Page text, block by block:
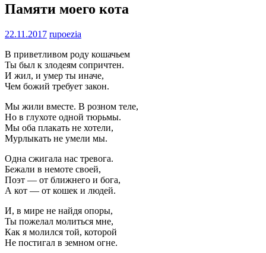
Памяти моего кота
22.11.2017 rupoezia
В приветливом роду кошачьем
Ты был к злодеям сопричтен.
И жил, и умер ты иначе,
Чем божий требует закон.
Мы жили вместе. В розном теле,
Но в глухоте одной тюрьмы.
Мы оба плакать не хотели,
Мурлыкать не умели мы.
Одна сжигала нас тревога.
Бежали в немоте своей,
Поэт — от ближнего и бога,
А кот — от кошек и людей.
И, в мире не найдя опоры,
Ты пожелал молиться мне,
Как я молился той, которой
Не постигал в земном огне.